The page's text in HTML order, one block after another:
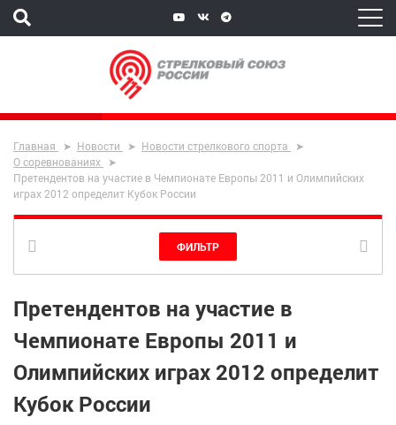
Главная Новости
Новости стрелкового спорта
О соревнованиях
Претендентов на участие в Чемпионате Европы 2011 и Олимпийских
играх 2012 определит Кубок России
ФИЛЬТР
Претендентов на участие в
Чемпионате Европы 2011 и
Олимпийских играх 2012 определит
Кубок России